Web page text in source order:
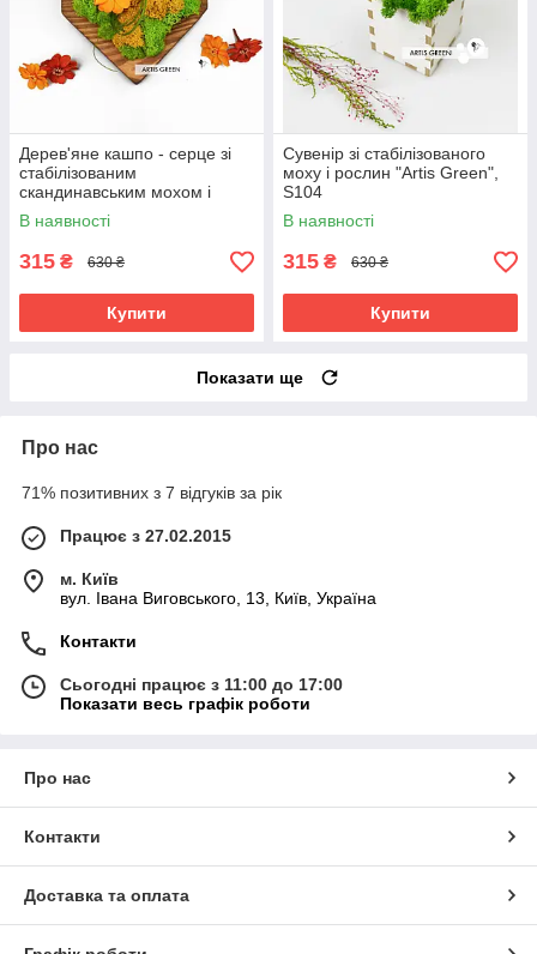
Дерев'яне кашпо - серце зі
стабілізованим
скандинавським мохом і
цинією, S103
В наявності
315 ₴ 630 ₴
Купити
Сувенір зі стабілізованого
моху і рослин "Artis Green",
S104
В наявності
315 ₴ 630 ₴
Купити
Показати ще
Про нас
71% позитивних з 7 відгуків за рік
Працює з 27.02.2015
м. Київ
вул. Івана Виговського, 13, Київ, Україна
Контакти
Сьогодні працює з 11:00 до 17:00
Показати весь графік роботи
Про нас
Контакти
Доставка та оплата